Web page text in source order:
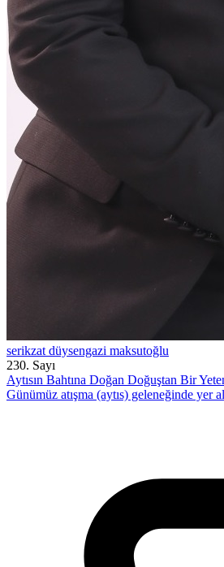
serikzat düysengazi maksutoğlu
230. Sayı
Aytısın Bahtına Doğan Doğuştan Bir
Günümüz atışma (aytıs) geleneğinde yer